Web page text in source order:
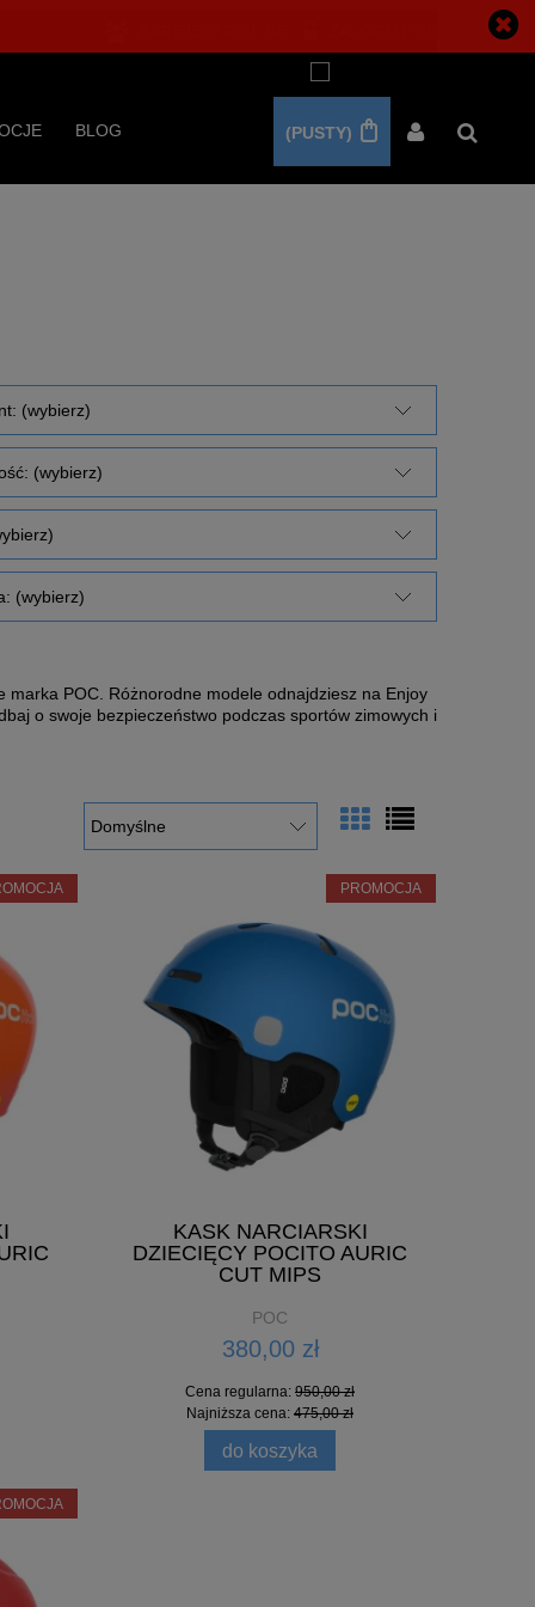
(PUSTY)
BLOG
(wybierz)
(wybierz)
(wybierz)
POC. Różnorodne modele odnajdziesz na Enjoy
o swoje bezpieczeństwo podczas sportów zimowych i
KASK NARCIARSKI
DZIECIĘCY POCITO AURIC
CUT MIPS
POC
380,00 zł
Cena regularna: 950,00 zł
Najniższa cena: 475,00 zł
do koszyka
PROMOCJA